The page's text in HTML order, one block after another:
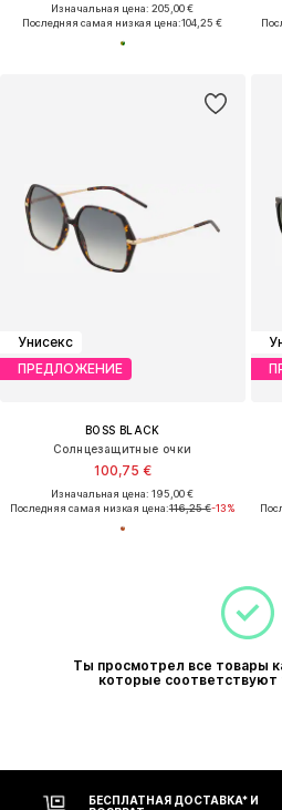
Изначальная цена: 205,00 €
Последняя самая низкая цена:104,25 €
Унисекс
ПРЕДЛОЖЕНИЕ
BOSS BLACK
Солнцезащитные очки
100,75 €
Изначальная цена: 195,00 €
Последняя самая низкая цена:116,25 €-13%
Ты просмотрел все товары
которые соответствуют
БЕСПЛАТНАЯ ДОСТАВКА* И